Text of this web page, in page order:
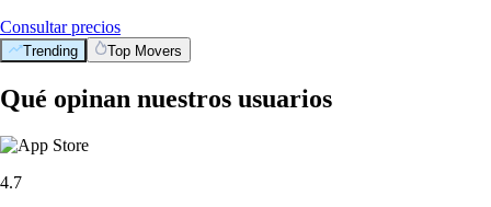
Consultar precios
Trending Top Movers
Qué opinan nuestros usuarios
4.7